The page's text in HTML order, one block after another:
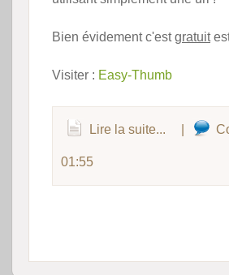
Bien évidement c'estgratuit
Visiter : Easy-Thumb
Lire la suite...
01:55